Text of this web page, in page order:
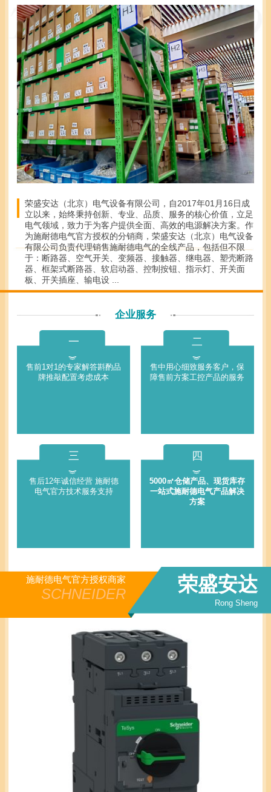
荣盛安达（北京）电气设备有限公司，自2017年01月16日成
立以来，始终秉持创新、专业、品质、服务的核心价值，立足
电气领域，致力于为客户提供全面、高效的电源解决方案。作
为施耐德电气官方授权的分销商，荣盛安达（北京）电气设备
有限公司负责代理销售施耐德电气的全线产品，包括但不限
于：断路器、空气开关、变频器、接触器、继电器、塑壳断路
器、框架式断路器、软启动器、控制按钮、指示灯、开关面
板、开关插座、输电设 ...
企业服务
一
售前1对1的专家解答斟酌品
牌推敲配置考虑成本
二
售中用心细致服务客户，保
障售前方案工控产品的服务
三
售后12年诚信经营 施耐德
电气官方技术服务支持
四
5000㎡仓储产品、现货库存
一站式施耐德电气产品解决
方案
施耐德电气官方授权商家
SCHNEIDER 荣盛安达
Rong Sheng